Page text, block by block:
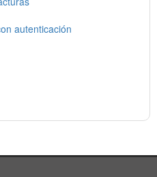
autenticación